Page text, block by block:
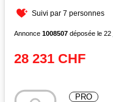
Suivi par 7 personnes
Annonce 1008507 déposée le 22
28 231 CHF
PRO